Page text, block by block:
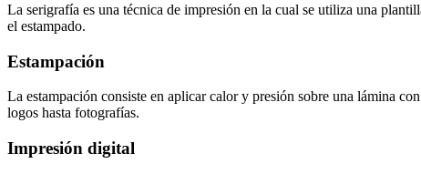
La serigrafía es una técnica de impresión en la cual se utiliza una
el estampado.
Estampación
La estampación consiste en aplicar calor y presión sobre una lámina
logos hasta fotografías.
Impresión digital